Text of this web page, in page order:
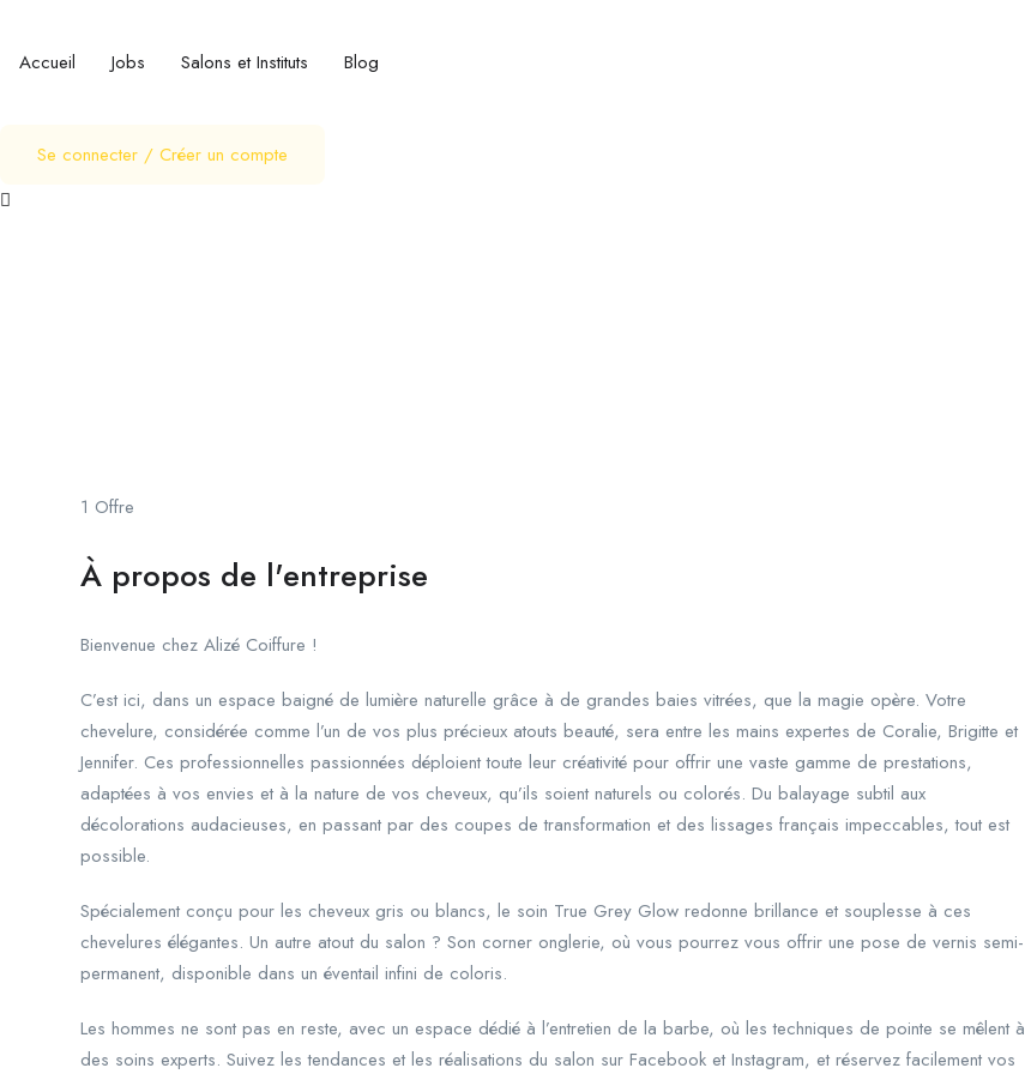
Accueil Jobs Salons et Instituts Blog
Se connecter / Créer un compte
1 Offre
À propos de l'entreprise
Bienvenue chez Alizé Coiffure !
C’est ici, dans un espace baigné de lumière naturelle grâce à de grandes baies vitrées, que la magie opère. Votre
chevelure, considérée comme l’un de vos plus précieux atouts beauté, sera entre les mains expertes de Coralie, Brigitte et
Jennifer. Ces professionnelles passionnées déploient toute leur créativité pour offrir une vaste gamme de prestations,
adaptées à vos envies et à la nature de vos cheveux, qu’ils soient naturels ou colorés. Du balayage subtil aux
décolorations audacieuses, en passant par des coupes de transformation et des lissages français impeccables, tout est
possible.
Spécialement conçu pour les cheveux gris ou blancs, le soin True Grey Glow redonne brillance et souplesse à ces
chevelures élégantes. Un autre atout du salon ? Son corner onglerie, où vous pourrez vous offrir une pose de vernis semi-
permanent, disponible dans un éventail infini de coloris.
Les hommes ne sont pas en reste, avec un espace dédié à l’entretien de la barbe, où les techniques de pointe se mêlent à
des soins experts. Suivez les tendances et les réalisations du salon sur Facebook et Instagram, et réservez facilement vos